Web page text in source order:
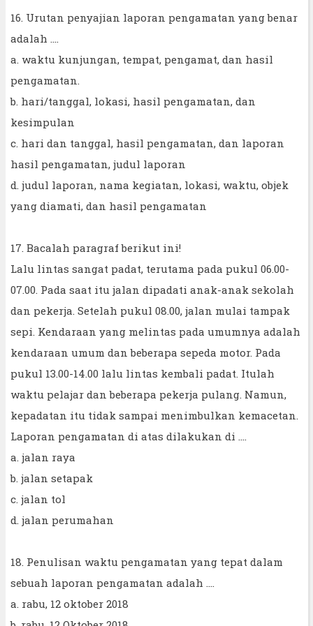
16. Urutan penyajian laporan pengamatan yang benar
adalah ....
a. waktu kunjungan, tempat, pengamat, dan hasil
pengamatan.
b. hari/tanggal, lokasi, hasil pengamatan, dan
kesimpulan
c. hari dan tanggal, hasil pengamatan, dan laporan
hasil pengamatan, judul laporan
d. judul laporan, nama kegiatan, lokasi, waktu, objek
yang diamati, dan hasil pengamatan
17. Bacalah paragraf berikut ini!
Lalu lintas sangat padat, terutama pada pukul 06.00-
07.00. Pada saat itu jalan dipadati anak-anak sekolah
dan pekerja. Setelah pukul 08.00, jalan mulai tampak
sepi. Kendaraan yang melintas pada umumnya adalah
kendaraan umum dan beberapa sepeda motor. Pada
pukul 13.00-14.00 lalu lintas kembali padat. Itulah
waktu pelajar dan beberapa pekerja pulang. Namun,
kepadatan itu tidak sampai menimbulkan kemacetan.
Laporan pengamatan di atas dilakukan di ....
a. jalan raya
b. jalan setapak
c. jalan tol
d. jalan perumahan
18. Penulisan waktu pengamatan yang tepat dalam
sebuah laporan pengamatan adalah ....
a. rabu, 12 oktober 2018